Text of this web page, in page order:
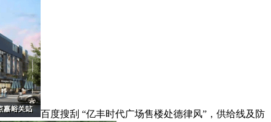
百度搜刮 “亿丰时代广场售楼处德律风”，供给线及防